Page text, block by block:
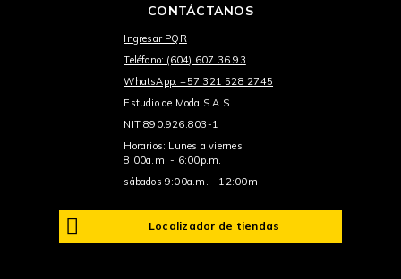
CONTÁCTANOS
Ingresar PQR
Teléfono: (604) 607 36 93
WhatsApp: +57 321 528 2745
Estudio de Moda S.A.S.
NIT 890.926.803-1
Horarios: Lunes a viernes
8:00a.m. - 6:00p.m.
sábados 9:00a.m. - 12:00m
Localizador de tiendas